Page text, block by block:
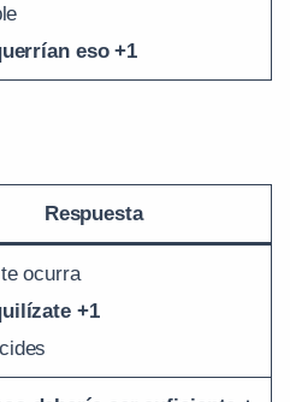
eso +1
Respuesta
ocurra
+1